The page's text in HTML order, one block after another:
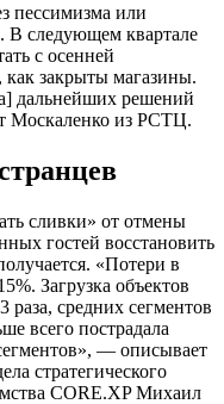
пессимизма или
В следующем квартале
с осенней
как закрыты магазины.
дальнейших решений
Москаленко из РСТЦ.
сливки» от отмены
гостей восстановить
«Потери в
Загрузка объектов
средних сегментов
всего пострадала
— описывает
стратегического
CORE.XP Михаил